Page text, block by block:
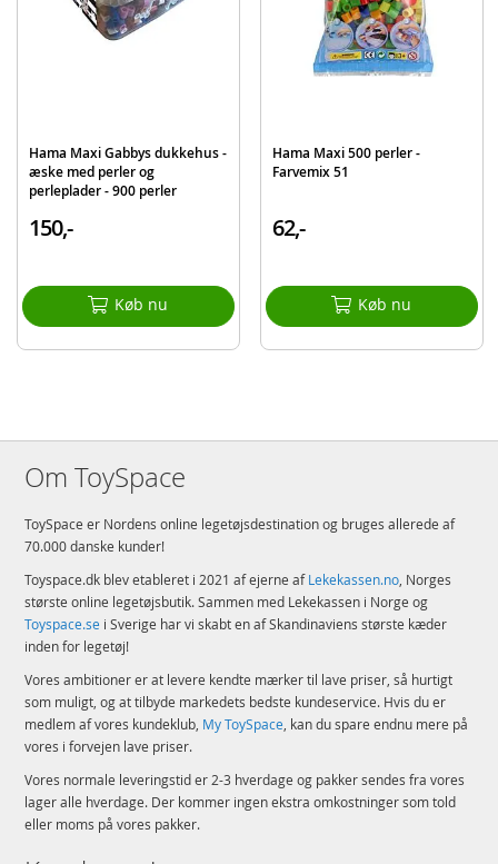
Hama Maxi Gabbys dukkehus -
æske med perler og
perleplader - 900 perler
150,-
Køb nu
Hama Maxi 500 perler -
Farvemix 51
62,-
Køb nu
Om ToySpace
ToySpace er Nordens online legetøjsdestination og bruges allerede af
70.000 danske kunder!
Toyspace.dk blev etableret i 2021 af ejerne afLekekassen.no, Norges
største online legetøjsbutik. Sammen med Lekekassen i Norge og
Toyspace.se i Sverige har vi skabt en af Skandinaviens største kæder
inden for legetøj!
Vores ambitioner er at levere kendte mærker til lave priser, så hurtigt
som muligt, og at tilbyde markedets bedste kundeservice. Hvis du er
medlem af vores kundeklub, My ToySpace, kan du spare endnu mere på
vores i forvejen lave priser.
Vores normale leveringstid er 2-3 hverdage og pakker sendes fra vores
lager alle hverdage. Der kommer ingen ekstra omkostninger som told
eller moms på vores pakker.